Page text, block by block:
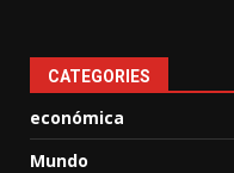
CATEGORIES
económica
Mundo